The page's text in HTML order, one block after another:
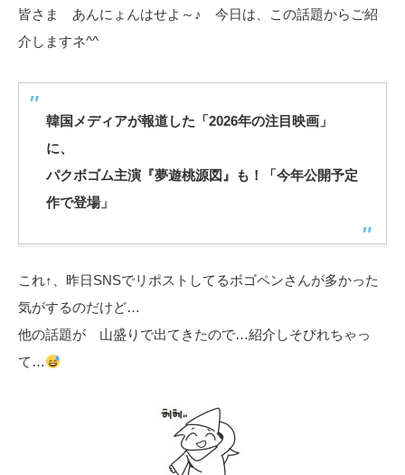
皆さま あんにょんはせよ～♪ 今日は、この話題からご紹
介しますネ^^
韓国メディアが報道した「2026年の注目映画」
に、
パクボゴム主演『夢遊桃源図』も！「今年公開予定
作で登場」
これ↑、昨日SNSでリポストしてるボゴペンさんが多かった
気がするのだけど…
他の話題が 山盛りで出てきたので…紹介しそびれちゃっ
て…